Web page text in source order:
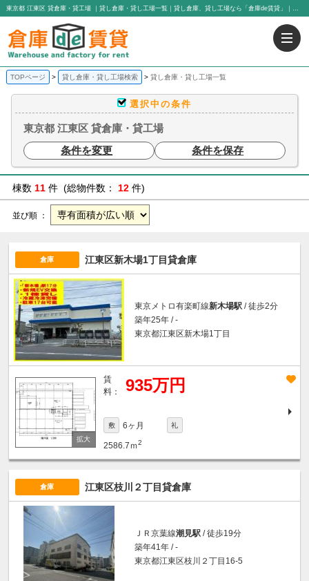
東京都 江東区 貸倉庫・貸工場 ｜貸し倉庫・貸し工場一覧｜貸し倉庫、貸し工場なら「倉庫de賃貸」｜有限会社アイエヌジー・トゥエンティーワン
TOPページ 貸し倉庫・貸し工場検索 貸し倉庫・貸し工場一覧
選択中の条件
東京都 江東区 貸倉庫・貸工場
条件を変更
条件を保存
棟数 11 件 (総物件数： 12 件)
並び順 ：
倉庫 江東区新木場1丁目貸倉庫
東京メトロ有楽町線新木場駅 / 徒歩2分
築年25年 / -
東京都江東区新木場1丁目
賃
料：
935万円
敷 6ヶ月 礼
2586.7ｍ2
倉庫 江東区枝川２丁目貸倉庫
ＪＲ京葉線潮見駅 / 徒歩19分
築年41年 / -
東京都江東区枝川２丁目16-5